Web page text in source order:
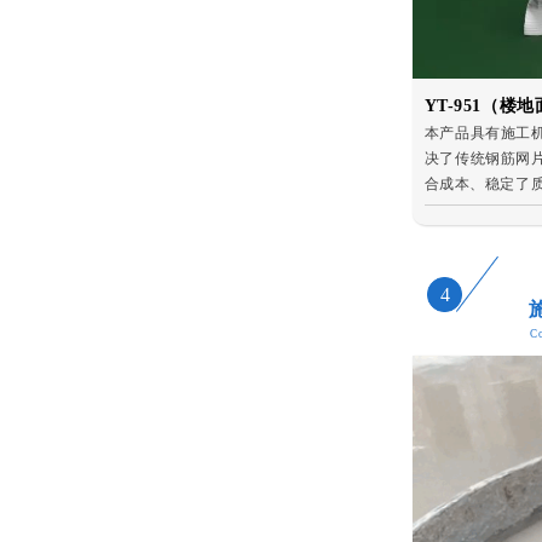
YT-951（楼地
本产品具有施工
决了传统钢筋网
合成本、稳定了
4